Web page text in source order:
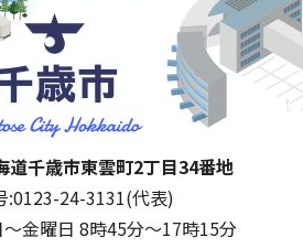
千歳市
道千歳市東雲町2丁目34番地
:0123-24-3131(代表)
金曜日 8時45分～17時15分